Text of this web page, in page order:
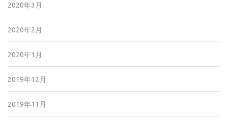
2020年3月
2020年2月
2020年1月
2019年12月
2019年11月